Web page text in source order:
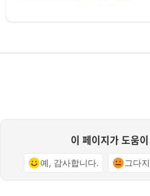
이 페이지가 도움
예, 감사합니다. 그다